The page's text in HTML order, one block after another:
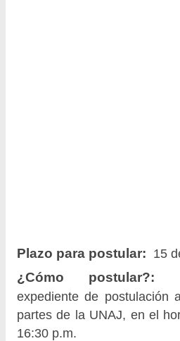
Plazo para postular: 15
¿Cómo postular?:
expediente de postulación
partes de la UNAJ, en el
16:30 p.m.